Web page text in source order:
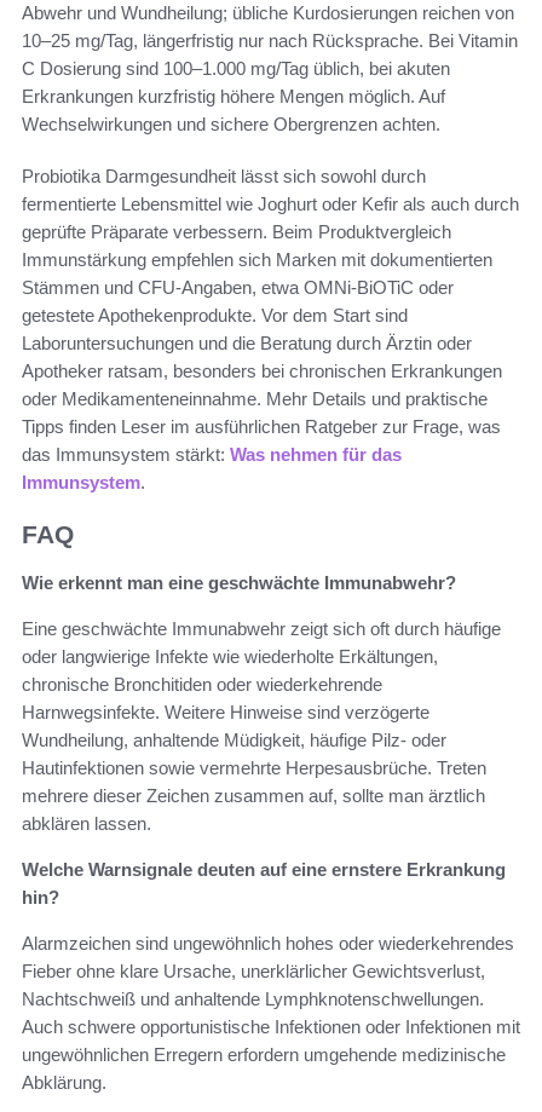
Abwehr und Wundheilung; übliche Kurdosierungen reichen von
10–25 mg/Tag, längerfristig nur nach Rücksprache. Bei Vitamin
C Dosierung sind 100–1.000 mg/Tag üblich, bei akuten
Erkrankungen kurzfristig höhere Mengen möglich. Auf
Wechselwirkungen und sichere Obergrenzen achten.
Probiotika Darmgesundheit lässt sich sowohl durch
fermentierte Lebensmittel wie Joghurt oder Kefir als auch durch
geprüfte Präparate verbessern. Beim Produktvergleich
Immunstärkung empfehlen sich Marken mit dokumentierten
Stämmen und CFU-Angaben, etwa OMNi-BiOTiC oder
getestete Apothekenprodukte. Vor dem Start sind
Laboruntersuchungen und die Beratung durch Ärztin oder
Apotheker ratsam, besonders bei chronischen Erkrankungen
oder Medikamenteneinnahme. Mehr Details und praktische
Tipps finden Leser im ausführlichen Ratgeber zur Frage, was
das Immunsystem stärkt: Was nehmen für das
Immunsystem.
FAQ
Wie erkennt man eine geschwächte Immunabwehr?
Eine geschwächte Immunabwehr zeigt sich oft durch häufige
oder langwierige Infekte wie wiederholte Erkältungen,
chronische Bronchitiden oder wiederkehrende
Harnwegsinfekte. Weitere Hinweise sind verzögerte
Wundheilung, anhaltende Müdigkeit, häufige Pilz- oder
Hautinfektionen sowie vermehrte Herpesausbrüche. Treten
mehrere dieser Zeichen zusammen auf, sollte man ärztlich
abklären lassen.
Welche Warnsignale deuten auf eine ernstere Erkrankung
hin?
Alarmzeichen sind ungewöhnlich hohes oder wiederkehrendes
Fieber ohne klare Ursache, unerklärlicher Gewichtsverlust,
Nachtschweiß und anhaltende Lymphknotenschwellungen.
Auch schwere opportunistische Infektionen oder Infektionen mit
ungewöhnlichen Erregern erfordern umgehende medizinische
Abklärung.